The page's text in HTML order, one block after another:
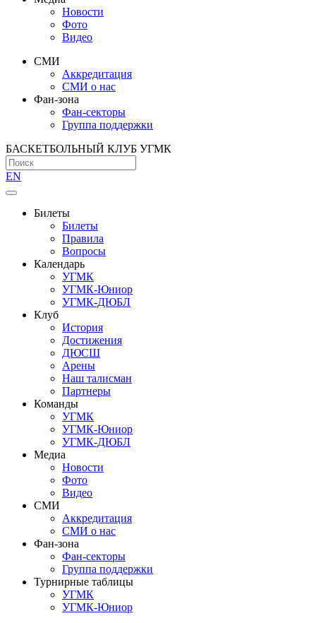
Новости
Фото
Видео
СМИ
Аккредитация
СМИ о нас
Фан-зона
Фан-секторы
Группа поддержки
БАСКЕТБОЛЬНЫЙ КЛУБ УГМК
EN
Билеты
Билеты
Правила
Вопросы
Календарь
УГМК
УГМК-Юниор
УГМК-ДЮБЛ
Клуб
История
Достижения
ДЮСШ
Арены
Наш талисман
Партнеры
Команды
УГМК
УГМК-Юниор
УГМК-ДЮБЛ
Медиа
Новости
Фото
Видео
СМИ
Аккредитация
СМИ о нас
Фан-зона
Фан-секторы
Группа поддержки
Турнирные таблицы
УГМК
УГМК-Юниор